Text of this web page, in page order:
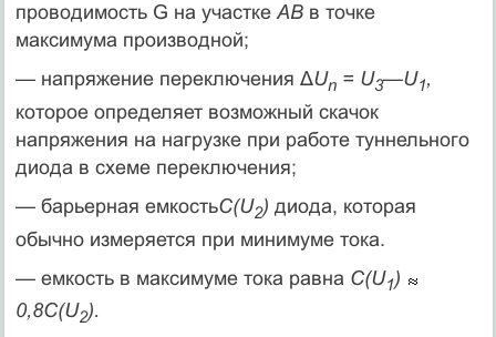
проводимость G на участкеАВ в точке
максимума производной;
— напряжение переключения ΔUn= U3—U1,
которое определяет возможный скачок
напряжения на нагрузке при работе туннельного
диода в схеме переключения;
— барьерная емкостьC(U2) диода, которая
обычно измеряется при минимуме тока.
— емкость в максимуме тока равна C(U1)
0,8C(U2).